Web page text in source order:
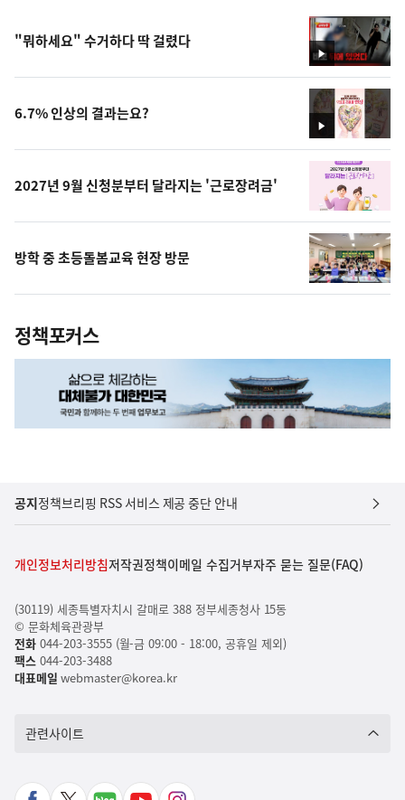
영
상
"뭐하세요" 수거하다 딱 걸렸다
영
상
6.7% 인상의 결과는요?
2027년 9월 신청분부터 달라지는 '근로장려금'
방학 중 초등돌봄교육 현장 방문
정책포커스
공지정책브리핑 RSS 서비스 제공 중단 안내
개인정보처리방침저작권정책이메일 수집거부자주 묻는 질문(FAQ)
(30119) 세종특별자치시 갈매로 388 정부세종청사 15동
© 문화체육관광부
전화044-203-3555 (월-금 09:00 - 18:00, 공휴일 제외)
팩스 044-203-3488
대표메일 webmaster@korea.kr
관련사이트